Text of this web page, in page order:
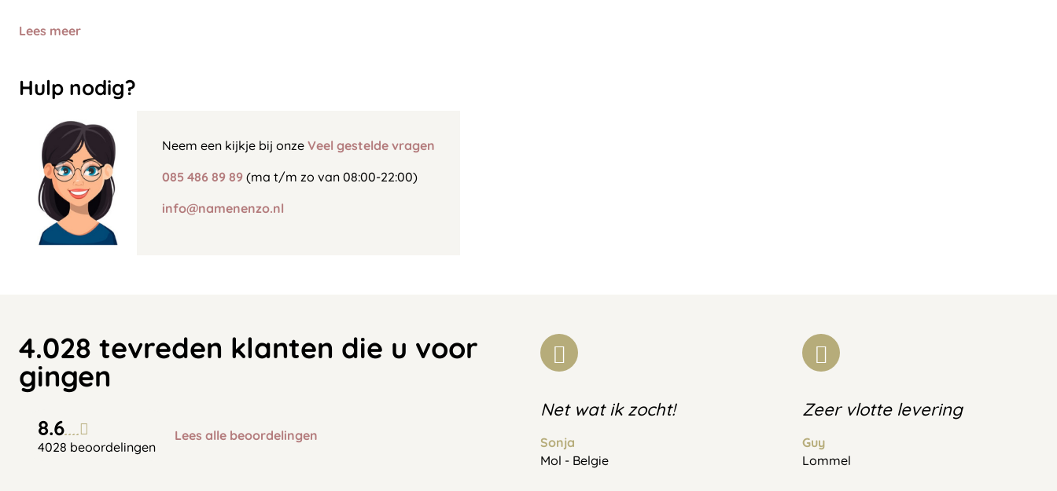
Lees meer
Hulp nodig?
Neem een kijkje bij onze Veel gestelde vragen
085 486 89 89 (ma t/m zo van 08:00-22:00)
info@namenenzo.nl
4.028 tevreden klanten die u voor
gingen
8.6
4028 beoordelingen
Lees alle beoordelingen
Net wat ik zocht!
Sonja
Mol - Belgie
Zeer vlotte levering
Guy
Lommel